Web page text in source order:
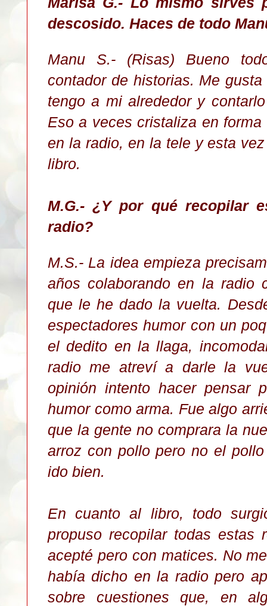
descosido. Haces de todo
Manu S.- (Risas) Bueno
contador de historias. Me
tengo a mi alrededor y
Eso a veces cristaliza en forma
en la radio, en la tele y esta
libro.
M.G.- ¿Y por qué recopilar
radio?
M.S.- La idea empieza
años colaborando en la radio
que le he dado la vuelta.
espectadores humor con un
el dedito en la llaga,
radio me atreví a darle la
opinión intento hacer pensar
humor como arma. Fue algo
que la gente no comprara la
arroz con pollo pero no el
ido bien.
En cuanto al libro, todo
propuso recopilar todas
acepté pero con matices. No
había dicho en la radiopero
sobre cuestiones que, en